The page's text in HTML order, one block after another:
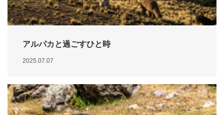
アルパカと過ごすひと時
2025.07.07